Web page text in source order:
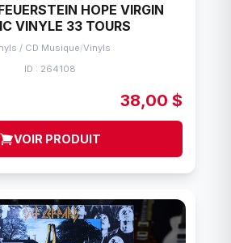
HOPE VIRGIN
VINYLE 33 TOURS
/ CD Musique/Vinyls
ID : 264108
38,00 $
VOIR PRODUIT